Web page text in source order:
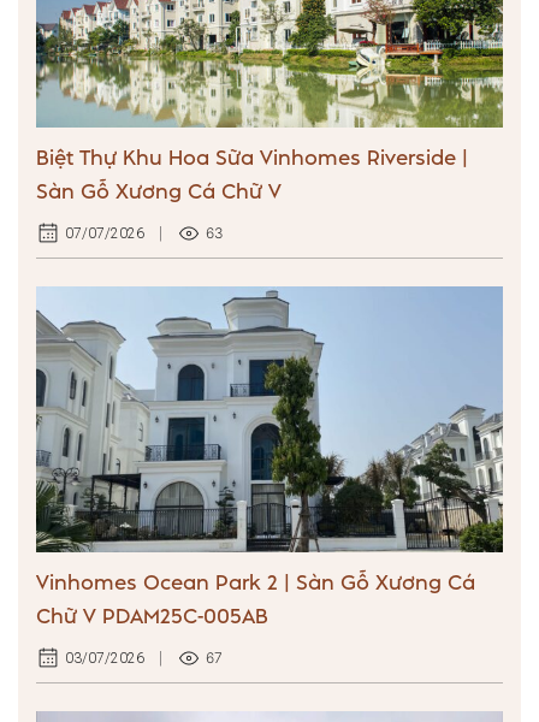
Biệt Thự Khu Hoa Sữa Vinhomes Riverside |
Sàn Gỗ Xương Cá Chữ V
07/07/2026 63
Vinhomes Ocean Park 2 | Sàn Gỗ Xương Cá
Chữ V PDAM25C-005AB
03/07/2026 67